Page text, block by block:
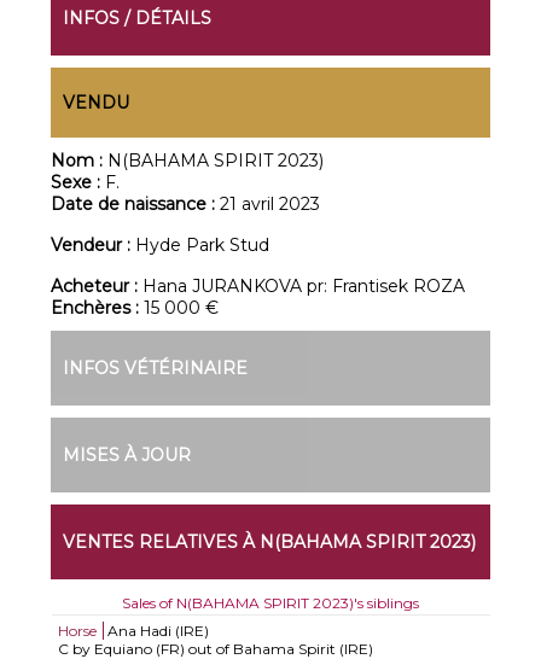
INFOS / DÉTAILS
VENDU
Nom : N(BAHAMA SPIRIT 2023)
Sexe : F.
Date de naissance :21 avril 2023
Vendeur : Hyde Park Stud
Acheteur : Hana JURANKOVA pr: Frantisek ROZA
Enchères :15 000 €
INFOS VÉTÉRINAIRE
MISES À JOUR
VENTES RELATIVES À N(BAHAMA SPIRIT 2023)
Sales of N(BAHAMA SPIRIT 2023)'s siblings
Horse
Ana Hadi (IRE)
C by Equiano (FR) out of Bahama Spirit (IRE)